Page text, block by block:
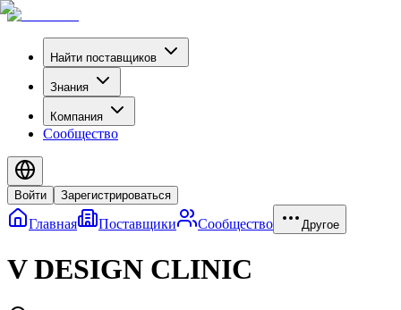
Найти поставщиков
Знания
Компания
Сообщество
Войти Зарегистрироваться
Главная Поставщики Сообщество Другое
V DESIGN CLINIC